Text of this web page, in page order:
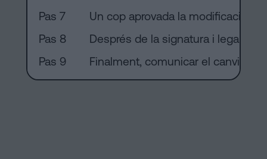
Pas 7
Un cop aprovada la modificació
Pas 8
Després de la signatura i
Pas 9
Finalment, comunicar el canvi a la